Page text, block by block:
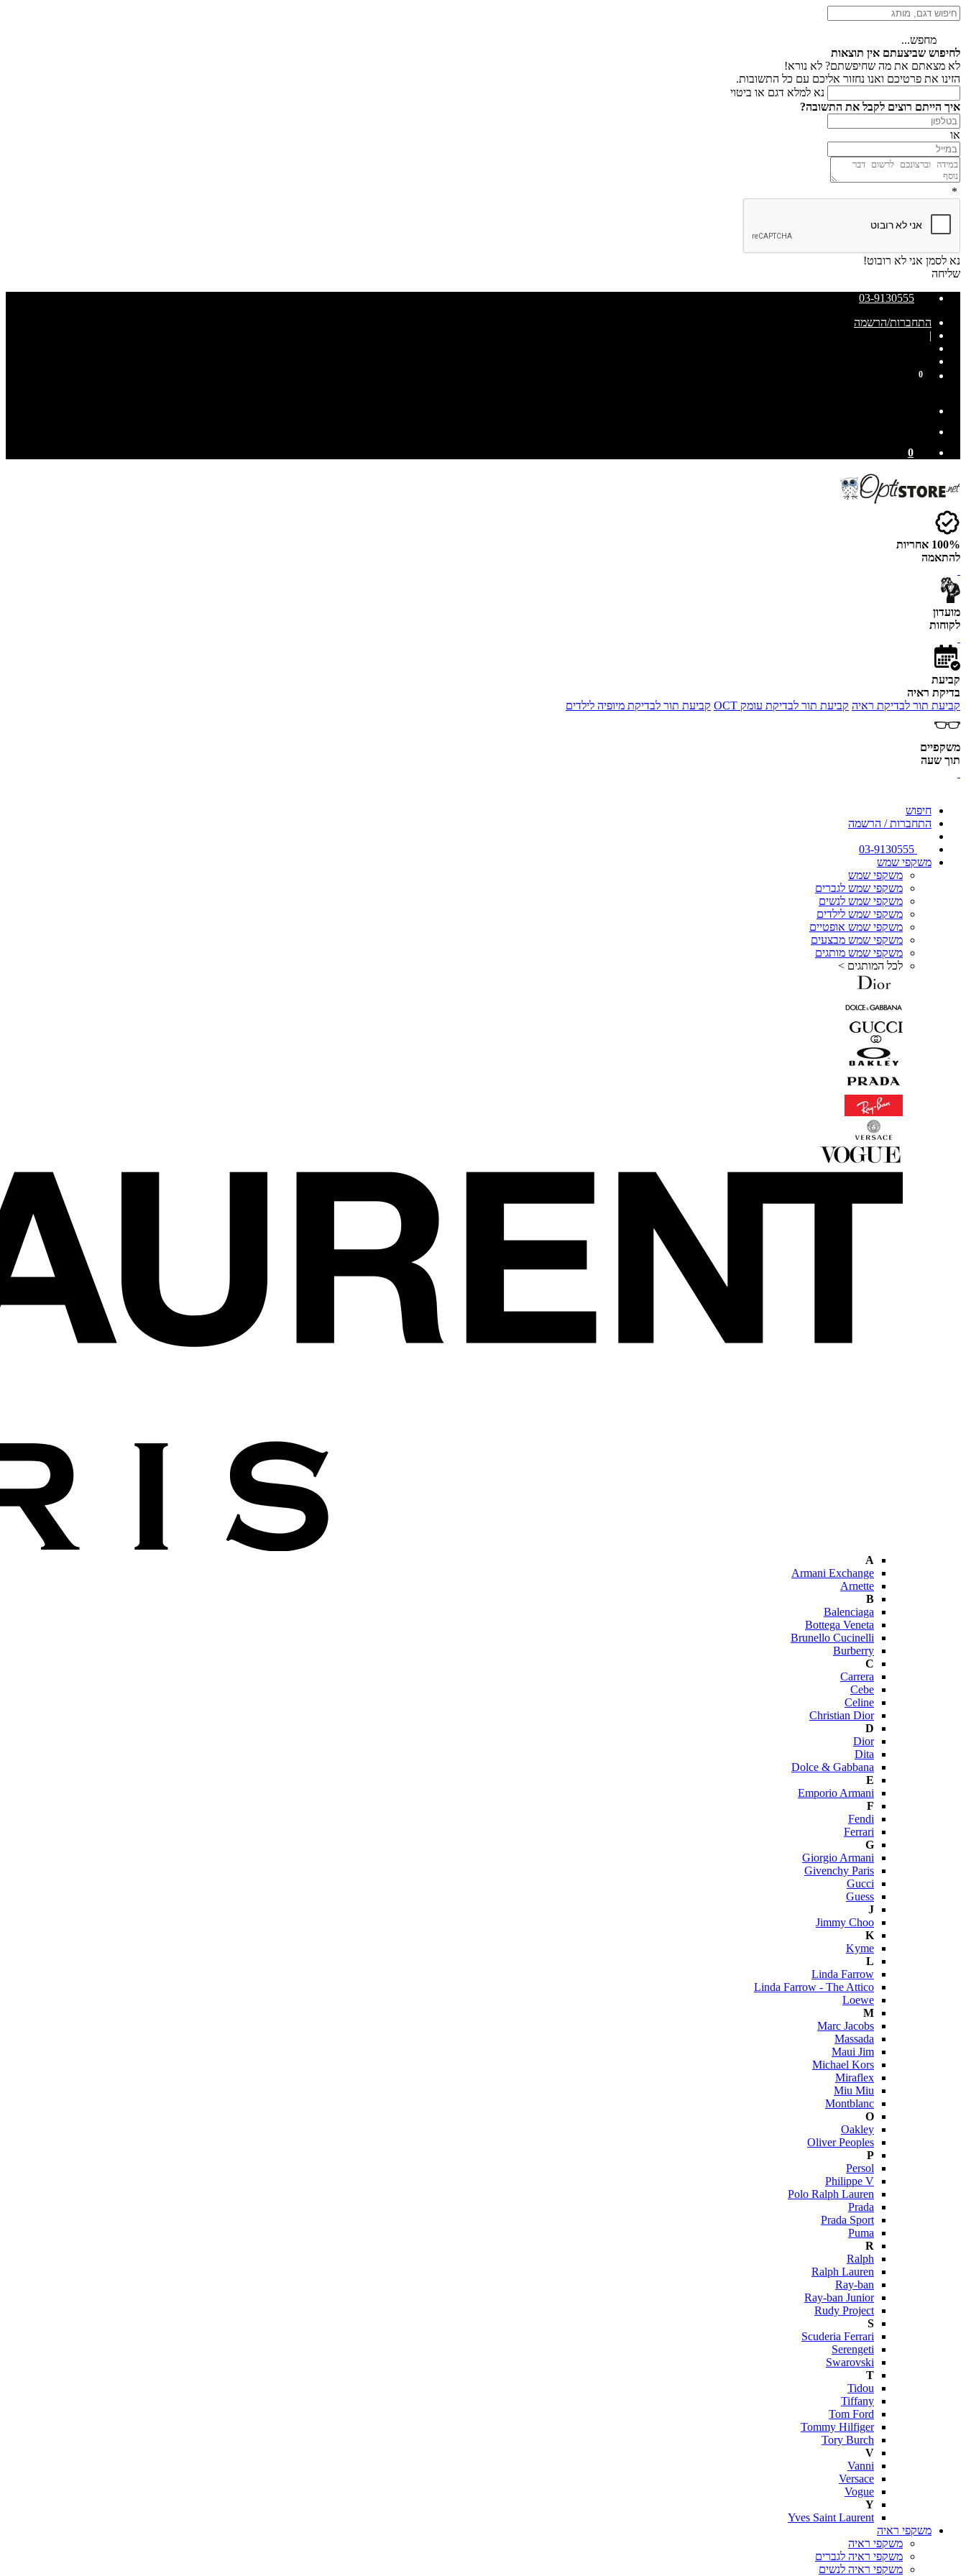
מחפש...
לחיפוש שביצעתם אין תוצאות
לא מצאתם את מה שחיפשתם? לא נורא!
הזינו את פרטיכם ואנו נחזור אליכם עם כל התשובות.
נא למלא דגם או ביטוי
איך הייתם רוצים לקבל את התשובה?
או
*
נא לסמן אני לא רובוט!
שליחה
03-9130555
התחברות/הרשמה
|
0
0
100% אחריות
להתאמה
מועדון
לקוחות
קביעת
בדיקת ראיה
קביעת תור לבדיקת ראיה קביעת תור לבדיקת עומק OCT קביעת תור לבדיקת מיופיה לילדים
משקפיים
תוך שעה
חיפוש
התחברות / הרשמה
משקפי שמש
משקפי שמש
משקפי שמש לגברים
משקפי שמש לנשים
משקפי שמש לילדים
משקפי שמש אופטיים
משקפי שמש מבצעים
משקפי שמש מותגים
לכל המותגים >
A
Armani Exchange
Arnette
B
Balenciaga
Bottega Veneta
Brunello Cucinelli
Burberry
C
Carrera
Cebe
Celine
Christian Dior
D
Dior
Dita
Dolce & Gabbana
E
Emporio Armani
F
Fendi
Ferrari
G
Giorgio Armani
Givenchy Paris
Gucci
Guess
J
Jimmy Choo
K
Kyme
L
Linda Farrow
Linda Farrow - The Attico
Loewe
M
Marc Jacobs
Massada
Maui Jim
Michael Kors
Miraflex
Miu Miu
Montblanc
O
Oakley
Oliver Peoples
P
Persol
Philippe V
Polo Ralph Lauren
Prada
Prada Sport
Puma
R
Ralph
Ralph Lauren
Ray-ban
Ray-ban Junior
Rudy Project
S
Scuderia Ferrari
Serengeti
Swarovski
T
Tidou
Tiffany
Tom Ford
Tommy Hilfiger
Tory Burch
V
Vanni
Versace
Vogue
Y
Yves Saint Laurent
משקפי ראיה
משקפי ראיה
משקפי ראיה לגברים
משקפי ראיה לנשים